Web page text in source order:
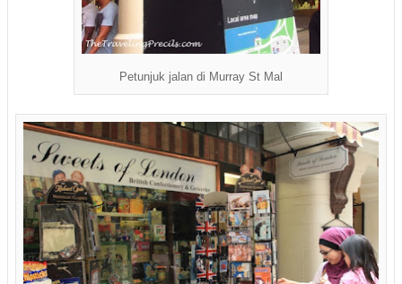
Petunjuk jalan di Murray St Mal